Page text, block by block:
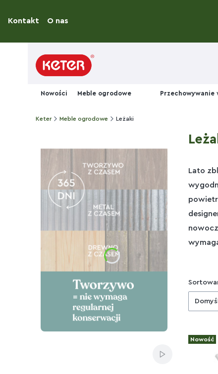
Kontakt O nas
Nowości Meble ogrodowe Przechowywanie
Keter Meble ogrodowe Leżaki
Naciśnij Enter lub spację, aby otworzyć stronę.
Włącz
Lato
Lista
Nowość